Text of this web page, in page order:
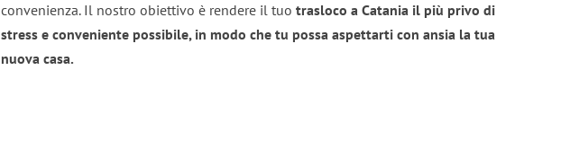
convenienza. Il nostro obiettivo è rendere il tuo trasloco a Catania il più privo di
stress e conveniente possibile, in modo che tu possa aspettarti con ansia la tua
nuova casa.